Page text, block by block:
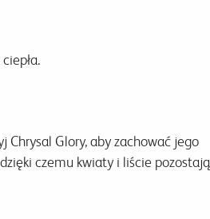
Chrysal Glory, aby zachować jego
czemu kwiaty i liście pozostają